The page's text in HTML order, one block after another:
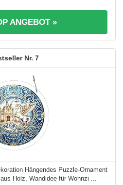
ANGEBOT »
7
Hängendes Puzzle-Ornament
Holz, Wandidee für Wohnzi ...